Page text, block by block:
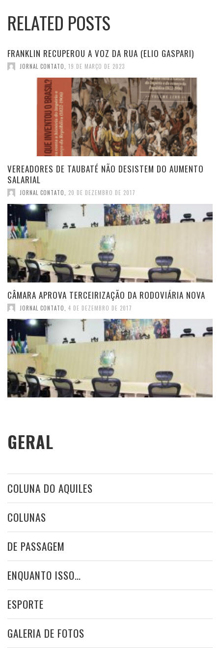
RELATED POSTS
FRANKLIN RECUPEROU A VOZ DA RUA (ELIO GASPARI)
JORNAL CONTATO 19 DE MARÇO DE 2023
VEREADORES DE TAUBATÉ NÃO DESISTEM DO AUMENTO
SALARIAL
JORNAL CONTATO 20 DE DEZEMBRO DE 2017
CÂMARA APROVA TERCEIRIZAÇÃO DA RODOVIÁRIA NOVA
JORNAL CONTATO 4 DE DEZEMBRO DE 2017
GERAL
COLUNA DO AQUILES
COLUNAS
DE PASSAGEM
ENQUANTO ISSO…
ESPORTE
GALERIA DE FOTOS